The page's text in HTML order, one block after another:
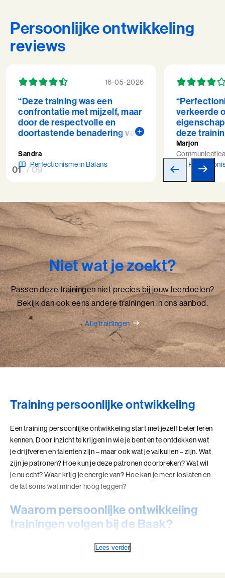
Persoonlijke ontwikkeling
reviews
16-05-2026
“Deze training was een
confrontatie met mijzelf, maar
door de respectvolle en
doortastende benadering van
nieuwe inzichten gegeven.
Patronen worden zichtbaar en
daar heb ik zowel zakelijk als
Sandra
Perfectionisme in Balans
verkeerde
deze
zetten op
zelf ook
hebt. Als
om jezelf
daarvoor
een heel
Marjon
01 / 09
Niet wat je zoekt?
Passen deze trainingen niet precies bij jouw leerdoelen?
Bekijk dan ook eens andere trainingen in ons aanbod.
Alle trainingen
Training persoonlijke ontwikkeling
Een training persoonlijke ontwikkeling start met jezelf beter leren
kennen. Door inzicht te krijgen in wie je bent en te ontdekken wat
je drijfveren en talenten zijn – maar ook wat je valkuilen – zijn. Wat
zijn je patronen? Hoe kun je deze patronen doorbreken? Wat wil
je nu echt? Waar krijg je energie van? Hoe kan je meer loslaten en
de lat soms wat minder hoog leggen?
Waarom persoonlijke ontwikkeling
trainingen volgen bij de Baak?
Haal het beste uit jezelf én anderen naar boven, door een breder
Lees verder